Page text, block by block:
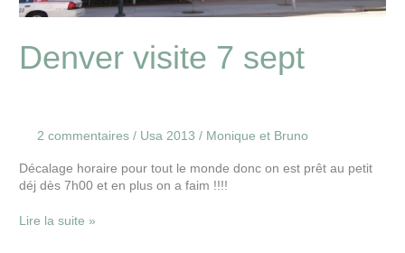
Denver visite 7 sept
2 commentaires / Usa 2013 / Monique et Bruno
Décalage horaire pour tout le monde donc on est prêt au petit
déj dès 7h00 et en plus on a faim !!!!
Lire la suite »